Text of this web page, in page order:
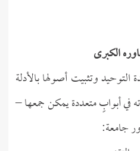
الكبرى
وتثبيت أصولها بالأدلة
في أبوابٍ متعددة يمكن جمعها –
جامعة: